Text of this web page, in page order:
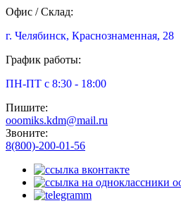
Офис / Склад:
г. Челябинск, Краснознаменная, 28
График работы:
ПН-ПТ с 8:30 - 18:00
Пишите:
ooomiks.kdm@mail.ru
Звоните:
8(800)-200-01-56